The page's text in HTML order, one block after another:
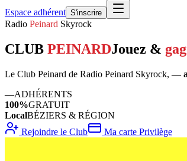
Espace adhérent S'inscrire
Radio Peinard Skyrock
CLUB PEINARDJouez &
Le Club Peinard de Radio Peinard Skyrock,—
—ADHÉRENTS
100%GRATUIT
LocalBÉZIERS & RÉGION
Rejoindre le Club
Ma carte Privilège